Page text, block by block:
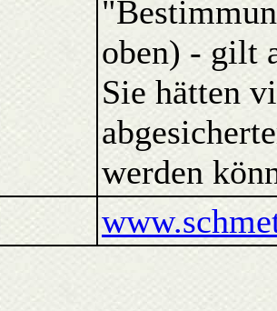
oben) - gilt
Sie hätten
werden